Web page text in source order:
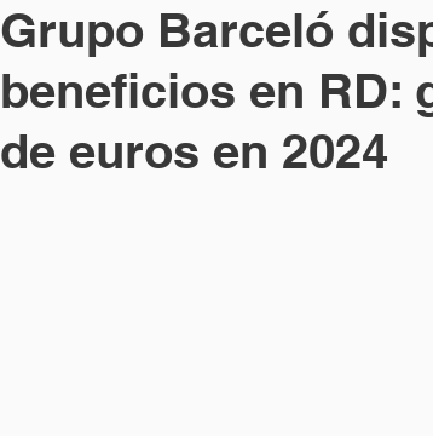
Grupo Barceló
beneficios en RD:
de euros en 2024